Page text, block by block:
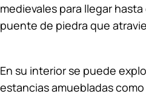
medievales para llegar
puente de piedra que
En su interior se puede
estancias amuebladas